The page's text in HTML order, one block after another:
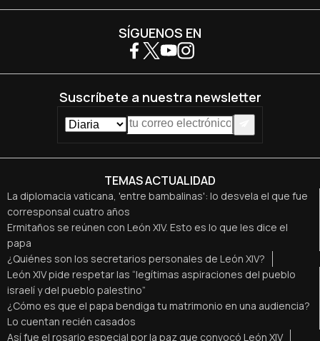
TEMAS ACTUALIDAD
La diplomacia vaticana, 'entre bambalinas': lo desvela el que fue
corresponsal cuatro años
Ermitaños se reúnen con León XIV. Esto es lo que les dice el
papa
¿Quiénes son los secretarios personales de León XIV?
León XIV pide respetar las “legítimas aspiraciones del pueblo
israelí y del pueblo palestino”
¿Cómo es que el papa bendiga tu matrimonio en una audiencia?
Lo cuentan recién casados
Así fue el rosario especial por la paz que convocó León XIV
SÍGUENOS EN
Suscríbete a nuestra newsletter